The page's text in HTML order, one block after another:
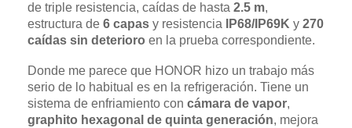
de triple resistencia, caídas de hasta 2.5 m,
estructura de 6 capas y resistencia IP68/IP69K y 270
caídas sin deterioro en la prueba correspondiente.
Donde me parece que HONOR hizo un trabajo más
serio de lo habitual es en la refrigeración. Tiene un
sistema de enfriamiento con cámara de vapor,
graphito hexagonal de quinta generación, mejora